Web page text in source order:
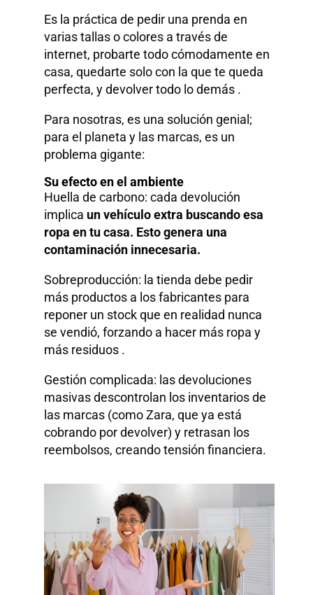
Es la práctica de pedir una prenda en
varias tallas o colores a través de
internet, probarte todo cómodamente en
casa, quedarte solo con la que te queda
perfecta, y devolver todo lo demás .
Para nosotras, es una solución genial;
para el planeta y las marcas, es un
problema gigante:
Su efecto en el ambiente
Huella de carbono: cada devolución
implica un vehículo extra buscando esa
ropa en tu casa. Esto genera una
contaminación innecesaria.
Sobreproducción: la tienda debe pedir
más productos a los fabricantes para
reponer un stock que en realidad nunca
se vendió, forzando a hacer más ropa y
más residuos .
Gestión complicada: las devoluciones
masivas descontrolan los inventarios de
las marcas (como Zara, que ya está
cobrando por devolver) y retrasan los
reembolsos, creando tensión financiera.